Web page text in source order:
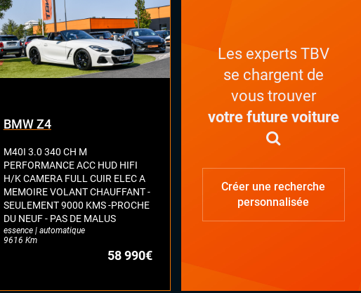
Volant multifonctions
LES PLUS
BMW Z4
M40I 3.0 340 CH M
PERFORMANCE ACC HUD HIFI
H/K CAMERA FULL CUIR ELEC A
MEMOIRE VOLANT CHAUFFANT -
SEULEMENT 9000 KMS -PROCHE
DU NEUF - PAS DE MALUS
essence | automatique
9616 Km
58 990€
Les experts TBV
se chargent de
vous trouver
votre future voiture
Créer une recherche
personnalisée